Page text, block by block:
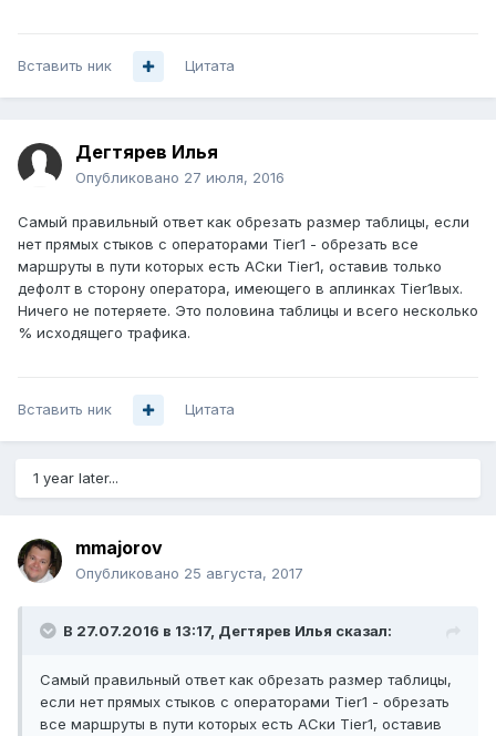
Вставить ник Цитата
Дегтярев Илья
Опубликовано 27 июля, 2016
Самый правильный ответ как обрезать размер таблицы, если
нет прямых стыков с операторами Tier1 - обрезать все
маршруты в пути которых есть АСки Tier1, оставив только
дефолт в сторону оператора, имеющего в аплинках Tier1вых.
Ничего не потеряете. Это половина таблицы и всего несколько
% исходящего трафика.
Вставить ник Цитата
1 year later...
mmajorov
Опубликовано 25 августа, 2017
В 27.07.2016 в 13:17, Дегтярев Илья сказал:
Самый правильный ответ как обрезать размер таблицы,
если нет прямых стыков с операторами Tier1 - обрезать
все маршруты в пути которых есть АСки Tier1, оставив